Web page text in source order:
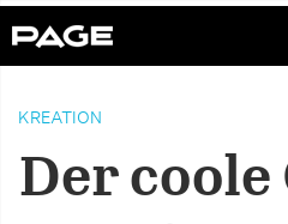
KREATION
Der coole